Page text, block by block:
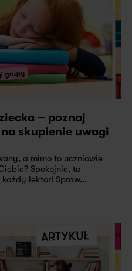
– poznaj
skupienie uwagi
a mimo to uczniowie
Spokojnie, to
lektor! Spraw...